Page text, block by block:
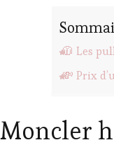
🧥 Les
💸 Prix